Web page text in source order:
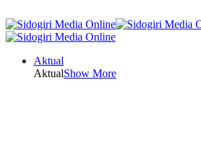
Aktual
AktualShow More